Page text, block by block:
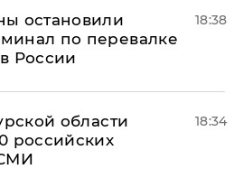
остановили
по перевалке
России
18:38
области
российских
18:34